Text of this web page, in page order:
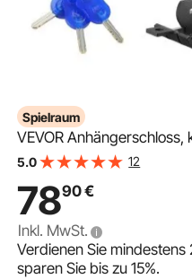
Spielraum
VEVOR
Kugelkupplungen,
5.0 12
7890€
Inkl. MwSt.
Verdienen Sie mindestens
sparen Sie bis zu15%.